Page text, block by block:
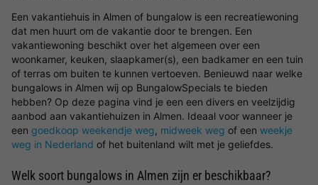
Een vakantiehuis in Almen of bungalow is een recreatiewoning
dat men huurt om de vakantie door te brengen. Een
vakantiewoning beschikt over het algemeen over een
woonkamer, keuken, slaapkamer(s), een badkamer en een tuin
of terras om buiten te kunnen vertoeven. Benieuwd naar welke
bungalows in Almen wij op BungalowSpecials te bieden
hebben? Op deze pagina vind je een een divers en veelzijdig
aanbod aan vakantiehuizen in Almen. Ideaal voor wanneer je
een goedkoop weekendje weg, midweek weg of een weekje
weg in Nederland of het buitenland wilt met je geliefdes.
Welk soort bungalows in Almen zijn er beschikbaar?